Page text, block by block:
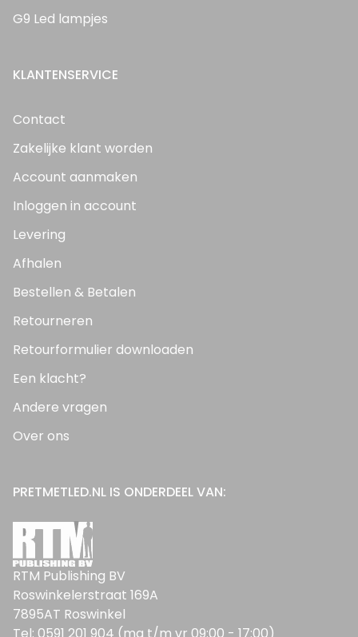
G9 Led lampjes
KLANTENSERVICE
Contact
Zakelijke klant worden
Account aanmaken
Inloggen in account
Levering
Afhalen
Bestellen & Betalen
Retourneren
Retourformulier downloaden
Een klacht?
Andere vragen
Over ons
PRETMETLED.NL IS ONDERDEEL VAN:
RTM Publishing BV
Roswinkelerstraat 169A
7895AT Roswinkel